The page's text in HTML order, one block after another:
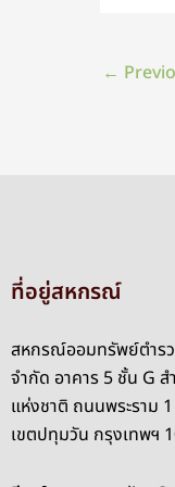
←
ที่อยู่สหกรณ์
สหกรณ์ออมทรัพย์ตำร
จำกัด อาคาร 5 ชั้น G
แห่งชาติ ถนนพระราม
เขตปทุมวัน กรุงเทพฯ